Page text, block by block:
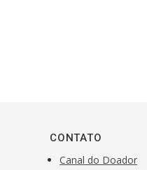
CONTATO
Canal do Doador